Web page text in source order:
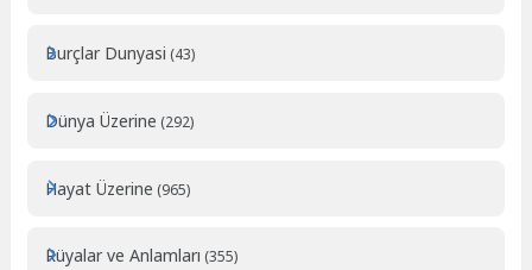
Burçlar Dunyasi (43)
Dünya Üzerine (292)
Hayat Üzerine (965)
Rüyalar ve Anlamları (355)